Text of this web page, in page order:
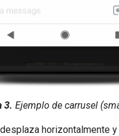
3. Ejemplo de carrusel
horizontalmente